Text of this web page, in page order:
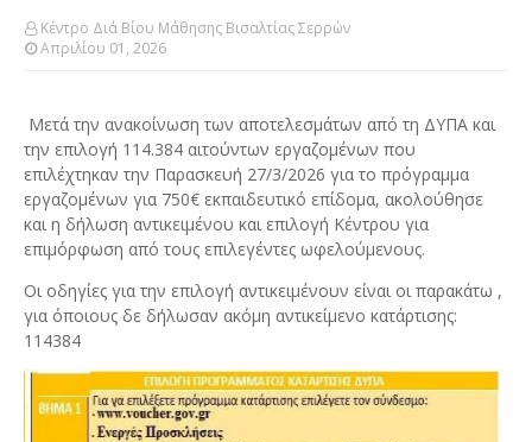
Κέντρο Διά Βίου Μάθησης Βισαλτίας Σερρών
Απριλίου 01, 2026
Μετά την ανακοίνωση των αποτελεσμάτων από τη ΔΥΠΑ και
την επιλογή 114.384 αιτούντων εργαζομένων που
επιλέχτηκαν την Παρασκευή 27/3/2026 για το πρόγραμμα
εργαζομένων για 750€ εκπαιδευτικό επίδομα, ακολούθησε
και η δήλωση αντικειμένου και επιλογή Κέντρου για
επιμόρφωση από τους επιλεγέντες ωφελούμενους.
Οι οδηγίες για την επιλογή αντικειμένουν είναι οι παρακάτω ,
για όποιους δε δήλωσαν ακόμη αντικείμενο κατάρτισης:
114384